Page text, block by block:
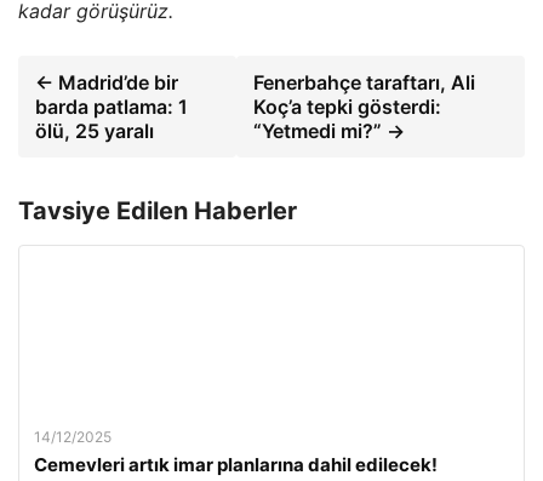
kadar görüşürüz.
← Madrid’de bir
barda patlama: 1
ölü, 25 yaralı
Fenerbahçe taraftarı, Ali
Koç’a tepki gösterdi:
“Yetmedi mi?” →
Tavsiye Edilen Haberler
14/12/2025
Cemevleri artık imar planlarına dahil edilecek!